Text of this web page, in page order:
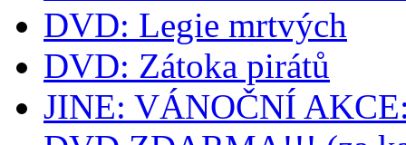
DVD: Legie mrtvých
DVD: Zátoka pirátů
JINE: VÁNOČNÍ